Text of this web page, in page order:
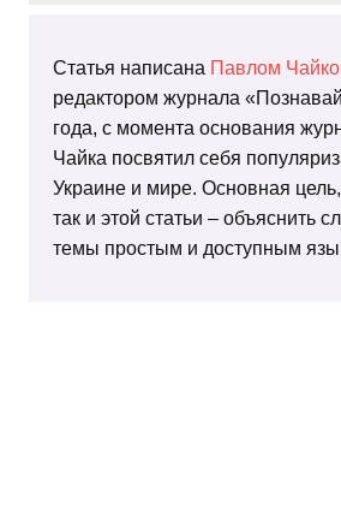
Статья написана Павлом
редактором журнала
года, с момента основания
Чайка посвятил себя
Украине и мире. Основная
так и этой статьи – объяснить
темы простым и доступным